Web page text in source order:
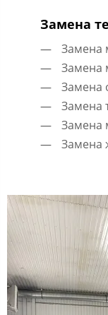
Замена
Замена
Замена
Замена
Замена
Замена
Замена